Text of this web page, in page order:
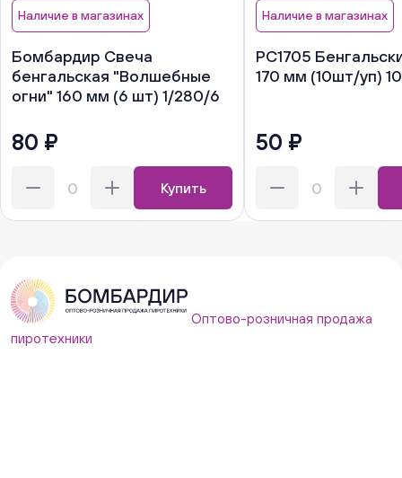
Наличие в магазинах
Бомбардир Свеча
бенгальская "Волшебные
огни" 160 мм (6 шт) 1/280/6
80 ₽
Купить
Наличие в магазинах
РС1705
170 мм (10шт/уп)
50 ₽
Оптово-розничная продажа
пиротехники